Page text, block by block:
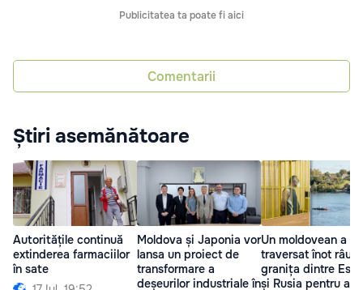
Publicitatea ta poate fi aici
Comentarii
Știri asemănătoare
Autoritățile continuă
extinderea farmaciilor
în sate
Moldova și Japonia vor
lansa un proiect de
transformare a
deșeurilor industriale în
Un moldovean a
traversat înot râul
granița dintre
și Rusia pentru a